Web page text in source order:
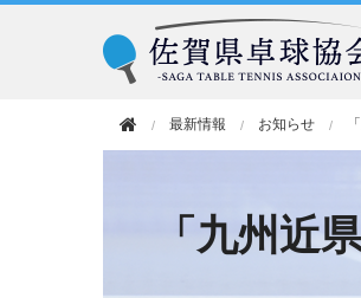
最新情報 お知らせ
「九州近